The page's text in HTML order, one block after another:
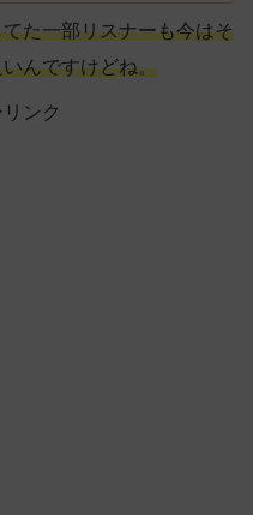
た一部リスナーも今はそ
んですけどね。
ンク